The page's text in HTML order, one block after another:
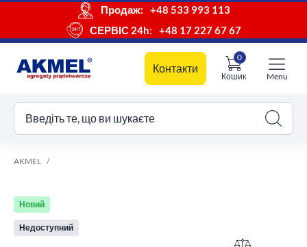
Продаж:
+48 533 993 113
СЕРВІС 24h:
+48 17 227 67 67
Контакти
Кошик
0
кошик
Menu
Введіть те, що ви шукаєте
AKMEL
Новий
Недоступний